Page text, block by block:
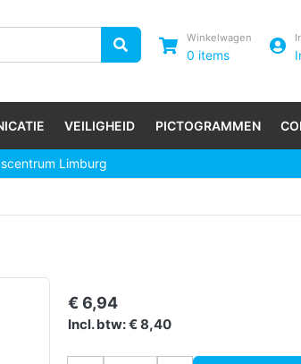
Winkelwagen
0 items
VEILIGHEID PICTOGRAMMEN
Limburg
€ 6,94
Incl. btw: € 8,40